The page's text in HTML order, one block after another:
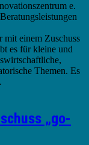
e.
mit einem Zuschuss
es für kleine und
Themen. Es
„go-